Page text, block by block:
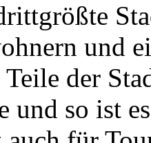
und
der
und so ist